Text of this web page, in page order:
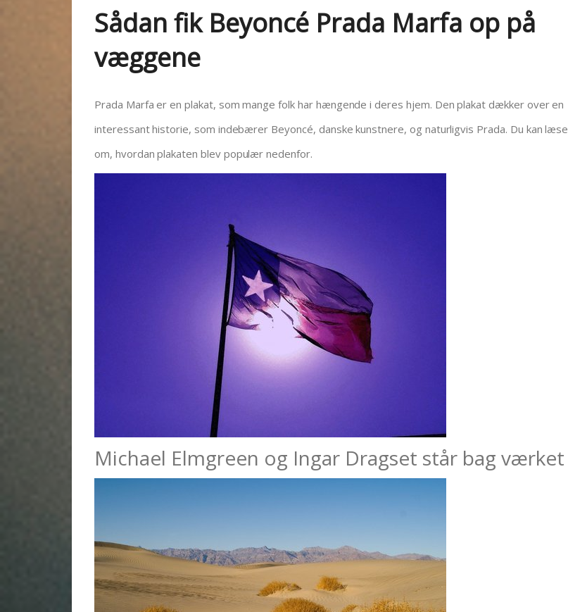
Sådan fik Beyoncé Prada Marfa op på
væggene
Prada Marfa er en plakat, som mange folk har hængende i deres hjem. Den plakat dækker over en
interessant historie, som indebærer Beyoncé, danske kunstnere, og naturligvis Prada. Du kan læse
om, hvordan plakaten blev populær nedenfor.
Michael Elmgreen og Ingar Dragset står bag værket